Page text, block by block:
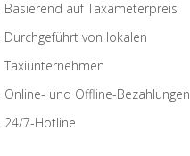
Basierend auf Taxameterpreis
Durchgeführt von lokalen
Taxiunternehmen
Online- und Offline-Bezahlungen
24/7-Hotline